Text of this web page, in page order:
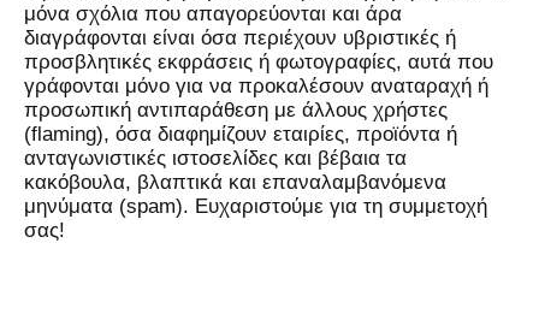
μόνα σχόλια που απαγορεύονται και άρα
διαγράφονται είναι όσα περιέχουν υβριστικές ή
προσβλητικές εκφράσεις ή φωτογραφίες, αυτά που
γράφονται μόνο για να προκαλέσουν αναταραχή ή
προσωπική αντιπαράθεση με άλλους χρήστες
(flaming), όσα διαφημίζουν εταιρίες, προϊόντα ή
ανταγωνιστικές ιστοσελίδες και βέβαια τα
κακόβουλα, βλαπτικά και επαναλαμβανόμενα
μηνύματα (spam). Ευχαριστούμε για τη συμμετοχή
σας!